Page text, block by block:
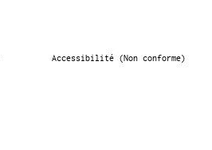
Accessibilité (Non conforme)